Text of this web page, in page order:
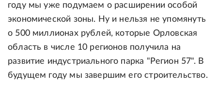
году мы уже подумаем о расширении особой
экономической зоны. Ну и нельзя не упомянуть
о 500 миллионах рублей, которые Орловская
область в числе 10 регионов получила на
развитие индустриального парка "Регион 57". В
будущем году мы завершим его строительство.